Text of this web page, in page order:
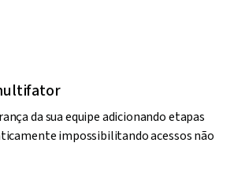
da sua equipe adicionando etapas
impossibilitando acessos não